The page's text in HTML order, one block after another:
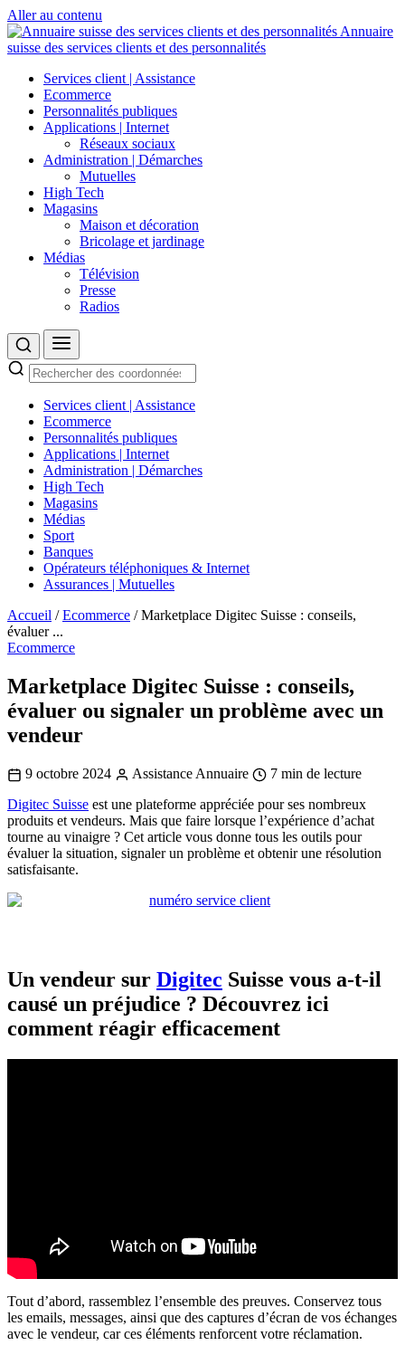
Aller au contenu
Annuaire
suisse des services clients et des personnalités
Services client | Assistance
Ecommerce
Personnalités publiques
Applications | Internet
Réseaux sociaux
Administration | Démarches
Mutuelles
High Tech
Magasins
Maison et décoration
Bricolage et jardinage
Médias
Télévision
Presse
Radios
Services client | Assistance
Ecommerce
Personnalités publiques
Applications | Internet
Administration | Démarches
High Tech
Magasins
Médias
Sport
Banques
Opérateurs téléphoniques & Internet
Assurances | Mutuelles
Accueil /Ecommerce /Marketplace Digitec Suisse : conseils,
évaluer ...
Ecommerce
Marketplace Digitec Suisse : conseils,
évaluer ou signaler un problème avec un
vendeur
9 octobre 2024 Assistance Annuaire 7 min de lecture
Digitec Suisse est une plateforme appréciée pour ses nombreux
produits et vendeurs. Mais que faire lorsque l’expérience d’achat
tourne au vinaigre ? Cet article vous donne tous les outils pour
évaluer la situation, signaler un problème et obtenir une résolution
satisfaisante.
Un vendeur sur Digitec Suisse vous a-t-il
causé un préjudice ? Découvrez ici
comment réagir efficacement
Tout d’abord, rassemblez l’ensemble des preuves. Conservez tous
les emails, messages, ainsi que des captures d’écran de vos échanges
avec le vendeur, car ces éléments renforcent votre réclamation.